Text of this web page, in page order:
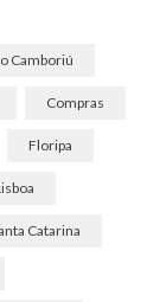
Camboriú
Compras
Floripa
Catarina